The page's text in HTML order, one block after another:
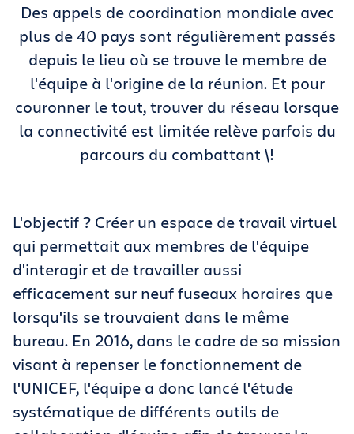
Des appels de coordination mondiale avec
plus de 40 pays sont régulièrement passés
depuis le lieu où se trouve le membre de
l'équipe à l'origine de la réunion. Et pour
couronner le tout, trouver du réseau lorsque
la connectivité est limitée relève parfois du
parcours du combattant \!
L'objectif ? Créer un espace de travail virtuel
qui permettait aux membres de l'équipe
d'interagir et de travailler aussi
efficacement sur neuf fuseaux horaires que
lorsqu'ils se trouvaient dans le même
bureau. En 2016, dans le cadre de sa mission
visant à repenser le fonctionnement de
l'UNICEF, l'équipe a donc lancé l'étude
systématique de différents outils de